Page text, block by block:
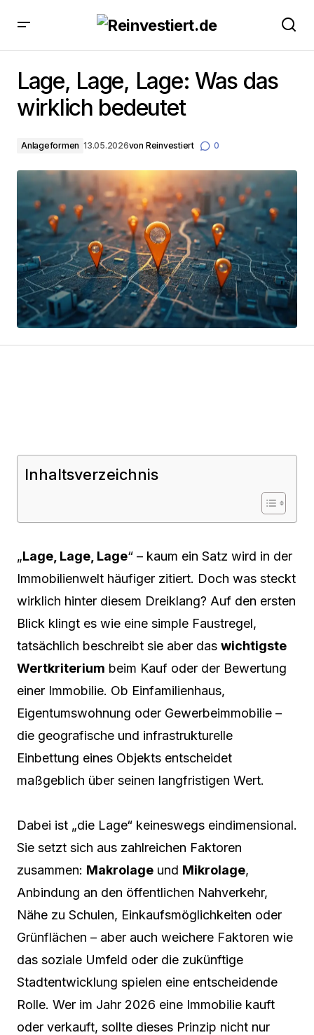
Lage, Lage, Lage: Was das
wirklich bedeutet
Anlageformen 13.05.2026von Reinvestiert 0
Inhaltsverzeichnis
„Lage, Lage, Lage“ – kaum ein Satz wird in der
Immobilienwelt häufiger zitiert. Doch was steckt
wirklich hinter diesem Dreiklang? Auf den ersten
Blick klingt es wie eine simple Faustregel,
tatsächlich beschreibt sie aber das wichtigste
Wertkriterium beim Kauf oder der Bewertung
einer Immobilie. Ob Einfamilienhaus,
Eigentumswohnung oder Gewerbeimmobilie –
die geografische und infrastrukturelle
Einbettung eines Objekts entscheidet
maßgeblich über seinen langfristigen Wert.
Dabei ist „die Lage“ keineswegs eindimensional.
Sie setzt sich aus zahlreichen Faktoren
zusammen: Makrolage und Mikrolage,
Anbindung an den öffentlichen Nahverkehr,
Nähe zu Schulen, Einkaufsmöglichkeiten oder
Grünflächen – aber auch weichere Faktoren wie
das soziale Umfeld oder die zukünftige
Stadtentwicklung spielen eine entscheidende
Rolle. Wer im Jahr 2026 eine Immobilie kauft
oder verkauft, sollte dieses Prinzip nicht nur